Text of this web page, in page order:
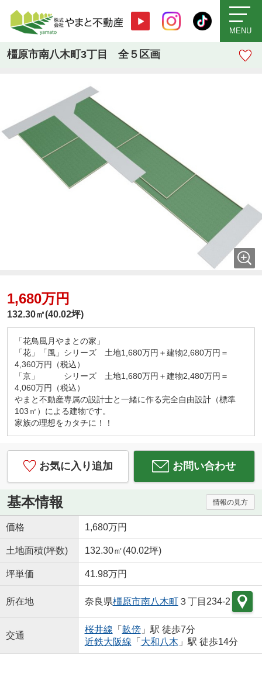
MENU
橿原市南八木町3丁目 全５区画
1,680万円
132.30㎡(40.02坪)
「花鳥風月やまとの家」
「花」「風」シリーズ 土地1,680万円＋建物2,680万円＝
4,360万円（税込）
「京」 シリーズ 土地1,680万円＋建物2,480万円＝
4,060万円（税込）
やまと不動産専属の設計士と一緒に作る完全自由設計（標準
103㎡）による建物です。
家族の理想をカタチに！！
お気に入り追加 お問い合わせ
基本情報 情報の見方
価格 1,680万円
土地面積(坪数) 132.30㎡(40.02坪)
坪単価 41.98万円
所在地 奈良県橿原市南八木町３丁目234‐2
交通
桜井線 「 畝傍」駅 徒歩7分
近鉄大阪線 「 大和八木 」駅 徒歩14分